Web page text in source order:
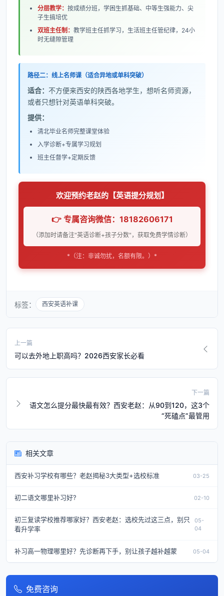
分层教学： 按成绩分班，学困生抓基础、中等生强能力、尖
子生搞培优
双班主任制： 教学班主任抓学习，生活班主任管纪律，24小
时无缝隙管理
路径二：线上名师课（适合异地或单科突破）
适合： 不方便来西安的陕西各地学生，想听名师资源，
或者只想针对英语单科突破。
提供：
清北毕业名师完整课堂体验
入学诊断+专属学习规划
班主任督学+定期反馈
欢迎预约老赵的【英语提分规划】
👉 专属咨询微信：18182606171
（添加时请备注"英语诊断+孩子分数"，获取免费学情诊断）
*（注：非诚勿扰，名额有限。）*
标签： 西安英语补课
上一篇
可以去外地上职高吗？2026西安家长必看
下一篇
语文怎么提分最快最有效？西安老赵：从90到120，这3个
“死磕点”最管用
相关文章
西安补习学校有哪些？老赵揭秘3大类型+选校标准 03-25
初二语文哪里补习好? 02-10
初三复读学校推荐哪家好？西安老赵：选校先过这三点，别只
看升学率
05-
04
补习高一物理哪里好？先诊断再下手，别让孩子越补越蒙 05-04
免费咨询